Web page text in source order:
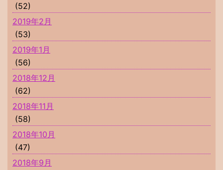
(52)
2019年2月
(53)
2019年1月
(56)
2018年12月
(62)
2018年11月
(58)
2018年10月
(47)
2018年9月